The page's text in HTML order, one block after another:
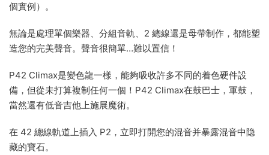
個實例）。
無論是處理單個樂器、分組音軌、2 總線還是母帶制作，都能塑
造您的完美聲音。聲音很簡單…難以置信！
P42 Climax是變色龍一樣，能夠吸收許多不同的着色硬件設
備，但從未打算複制任何一個！P42 Climax在鼓巴士，軍鼓，
當然還有低音吉他上施展魔術。
在 42 總線軌道上插入 P2，立即打開您的混音并暴露混音中隐
藏的寶石。